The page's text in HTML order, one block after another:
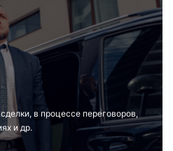
в процессе переговоров,
и др.